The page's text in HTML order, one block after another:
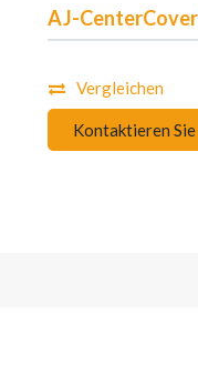
AJ-
Vergleichen
Kontaktieren Sie